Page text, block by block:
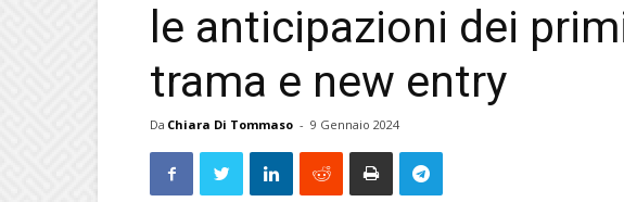
le anticipazioni dei
trama e new entry
Da Chiara Di Tommaso - 9 Gennaio 2024